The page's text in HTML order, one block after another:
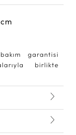
garantisi
birlikte